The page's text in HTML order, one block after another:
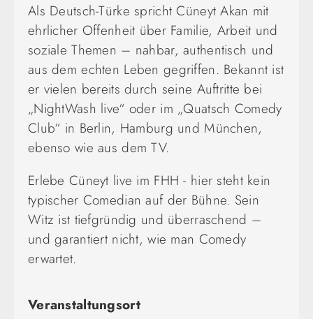
Als Deutsch-Türke spricht Cüneyt Akan mit
ehrlicher Offenheit über Familie, Arbeit und
soziale Themen – nahbar, authentisch und
aus dem echten Leben gegriffen. Bekannt ist
er vielen bereits durch seine Auftritte bei
„NightWash live“ oder im „Quatsch Comedy
Club“ in Berlin, Hamburg und München,
ebenso wie aus dem TV.
Erlebe Cüneyt live im FHH - hier steht kein
typischer Comedian auf der Bühne. Sein
Witz ist tiefgründig und überraschend –
und garantiert nicht, wie man Comedy
erwartet.
Veranstaltungsort